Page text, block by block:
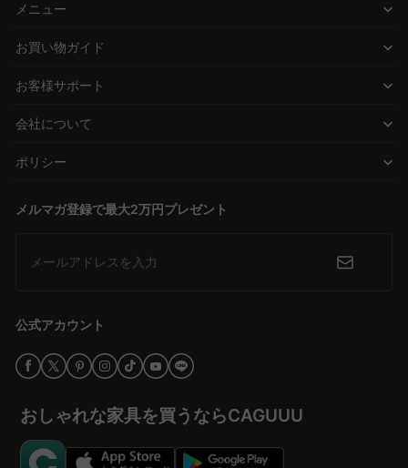
A. 小さめテーブルのスタイルは、北欧モダンやヴィンテージ、ナチ
ことが大切。CAGUUUは多彩なスタイルのテーブルを取り揃え、家
づくりのワクワクをサポートします。高品質かつ手頃な価格で提供
しているため、自由気ままな家具選びが楽しめます。
の機能を備えたテーブルは、必要に応じてスペースを調整できるた
め、とても便利。機能性を重視した設計で、限られた空間を最大限
小さめテーブルでも、デザインや品質に妥協はありません。北欧モ
す。無垢材を使用した高品質なテーブルは、耐久性が高く、長く愛
5年品質保証が付いたCAGUUUのテーブルは、多くの高評価レビュ
認可能。安心して選べる環境が整っています。
理想のテーブルを見つけよう
想の空間を作り上げよう。自由気ままな家具選びで、毎日の暮らし
メニュー
お買い物ガイド
お客様サポート
会社について
ポリシー
メルマガ登録で最大2万円プレゼント
メールアドレスを入力
公式アカウント
おしゃれな家具を買うならCAGUUU